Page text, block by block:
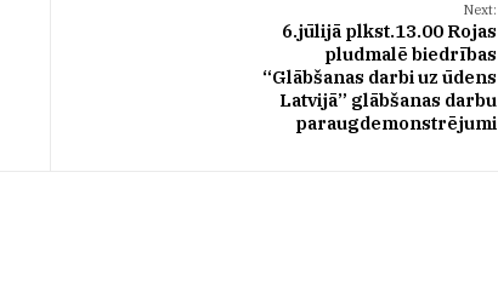
Next:
6.jūlijā plkst.13.00 Rojas
pludmalē biedrības
“Glābšanas darbi uz ūdens
Latvijā” glābšanas darbu
paraugdemonstrējumi